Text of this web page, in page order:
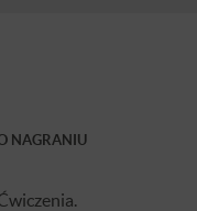
NAGRANIU